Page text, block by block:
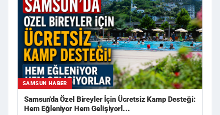
SAMSUN HABER
Samsun'da Özel Bireyler İçin Ücretsiz Kamp Desteği:
Hem Eğleniyor Hem Gelişiyorl...